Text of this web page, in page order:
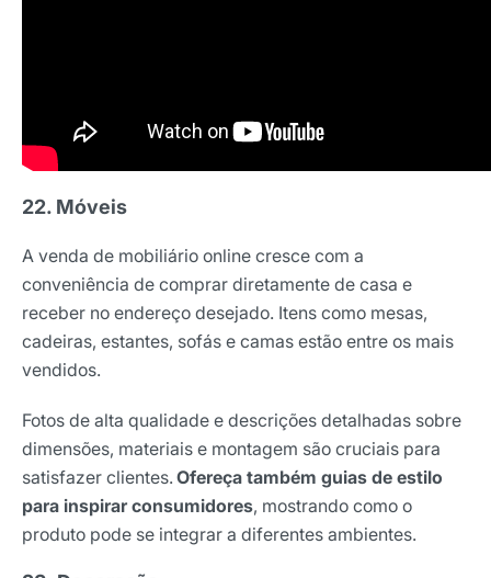
22. Móveis
A venda de mobiliário online cresce com a
conveniência de comprar diretamente de casa e
receber no endereço desejado. Itens como mesas,
cadeiras, estantes, sofás e camas estão entre os mais
vendidos.
Fotos de alta qualidade e descrições detalhadas sobre
dimensões, materiais e montagem são cruciais para
satisfazer clientes. Ofereça também guias de estilo
para inspirar consumidores, mostrando como o
produto pode se integrar a diferentes ambientes.